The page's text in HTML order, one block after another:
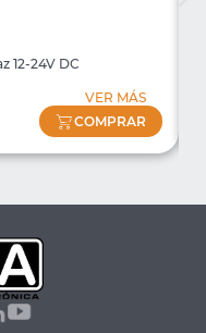
12-24V DC
VER MÁS
COMPRAR